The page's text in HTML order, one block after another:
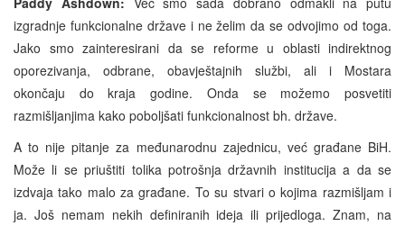
izgradnje funkcionalne države i ne želim da se odvojimo od toga.
Jako smo zainteresirani da se reforme u oblasti indirektnog
oporezivanja, odbrane, obavještajnih službi, ali i Mostara
okončaju do kraja godine. Onda se možemo posvetiti
razmišljanjima kako poboljšati funkcionalnost bh. države.
A to nije pitanje za međunarodnu zajednicu, već građane BiH.
Može li se priuštiti tolika potrošnja državnih institucija a da se
izdvaja tako malo za građane. To su stvari o kojima razmišljam i
ja. Još nemam nekih definiranih ideja ili prijedloga. Znam, na